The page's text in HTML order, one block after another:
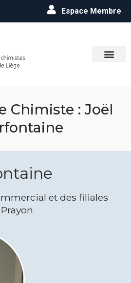
Espace Membre
Chimiste : Joël
et des filiales